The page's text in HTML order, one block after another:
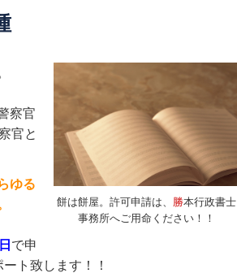
餅は餅屋。許可申請は、 勝本行政書士
事務所へご用命ください！！
察官
官と
ゆる
で申
ト致します！！